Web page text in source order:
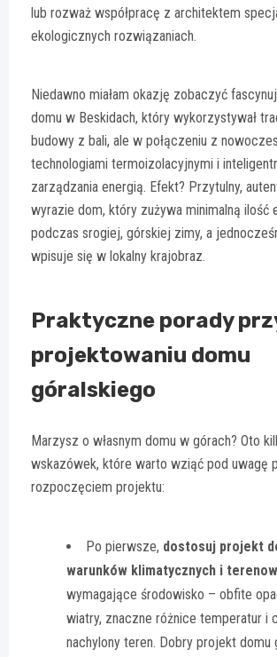
lub rozważ współpracę z architektem
ekologicznych rozwiązaniach.
Niedawno miałam okazję zobaczyć
domu w Beskidach, który wykorzystywał
budowy z bali, ale w połączeniu z
technologiami termoizolacyjnymi i
zarządzania energią. Efekt? Przytulny,
wyrazie dom, który zużywa minimalną ilość
podczas srogiej, górskiej zimy, a
wpisuje się w lokalny krajobraz.
Praktyczne porady
projektowaniu domu
góralskiego
Marzysz o własnym domu w górach? Oto
wskazówek, które warto wziąć pod uwagę
rozpoczęciem projektu:
Po pierwsze, dostosuj projekt
warunków klimatycznych i
wymagające środowisko – obfite
wiatry, znaczne różnice temperatur i
nachylony teren. Dobry projekt domu